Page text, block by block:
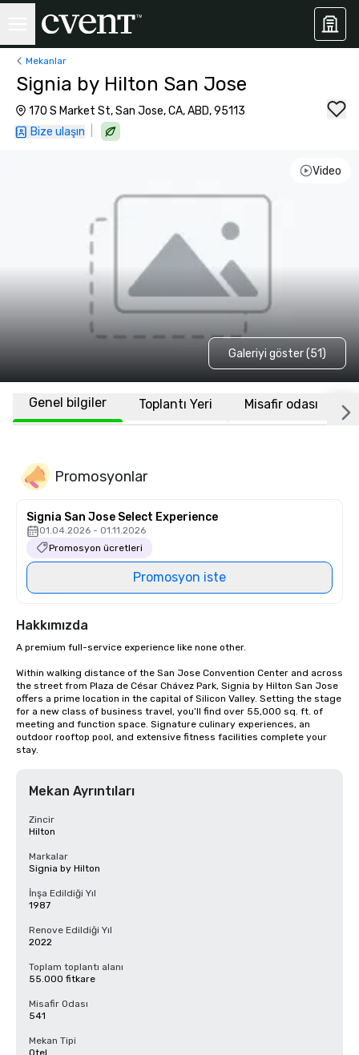
Mekanlar
Signia by Hilton San Jose
170 S Market St, San Jose, CA, ABD, 95113
Bize ulaşın
Video
Galeriyi göster (51)
Genel bilgiler Toplantı Yeri Misafir odası
Promosyonlar
Signia San Jose Select Experience
01.04.2026 - 01.11.2026
Promosyon ücretleri
Promosyon iste
Hakkımızda
A premium full-service experience like none other.
Within walking distance of the San Jose Convention Center and across
the street from Plaza de César Chávez Park, Signia by Hilton San Jose
offers a prime location in the capital of Silicon Valley. Setting the stage
for a new class of business travel, you’ll find over 55,000 sq. ft. of
meeting and function space. Signature culinary experiences, an
outdoor rooftop pool, and extensive fitness facilities complete your
stay.
Mekan Ayrıntıları
Zincir
Hilton
Markalar
Signia by Hilton
İnşa Edildiği Yıl
1987
Renove Edildiği Yıl
2022
Toplam toplantı alanı
55.000 fitkare
Misafir Odası
541
Mekan Tipi
Otel